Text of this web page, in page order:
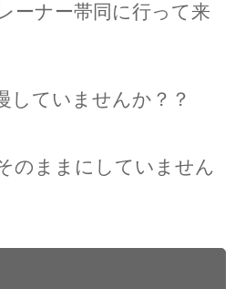
ーナー帯同に行って来
していませんか？？
のままにしていません